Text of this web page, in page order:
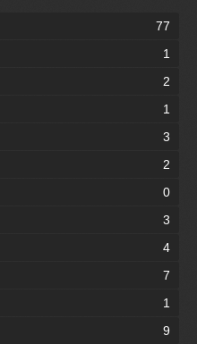
77
1
2
1
3
2
0
3
4
7
1
9